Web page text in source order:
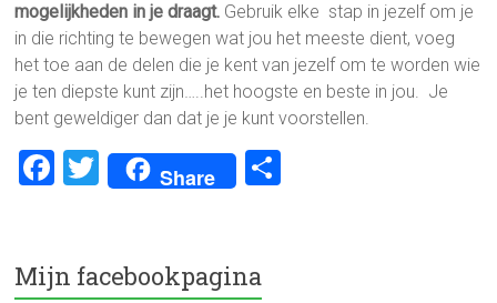
mogelijkheden in je draagt. Gebruik elke stap in jezelf om je
in die richting te bewegen wat jou het meeste dient, voeg
het toe aan de delen die je kent van jezelf om te worden wie
je ten diepste kunt zijn…..het hoogste en beste in jou. Je
bent geweldiger dan dat je je kunt voorstellen.
F
b
T
wi
er
Share
Mijn facebookpagina